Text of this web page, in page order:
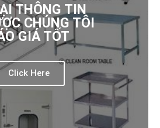
THÔNG TIN
CHÚNG TÔI
GIÁ TỐT
Click Here